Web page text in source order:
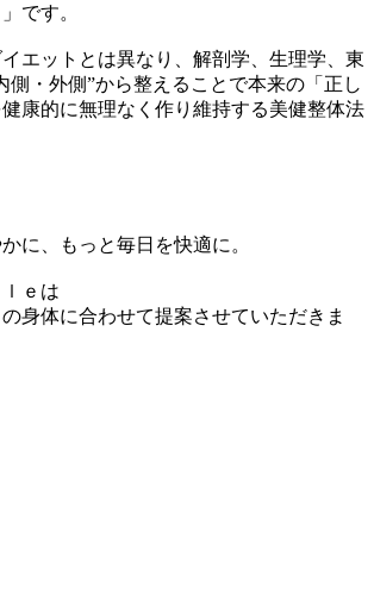
です。
エットとは異なり、解剖学、生理学、東
側・外側”から整えることで本来の「正し
康的に無理なく作り維持する美健整体法
に、もっと毎日を快適に。
ｅは
身体に合わせて提案させていただきま